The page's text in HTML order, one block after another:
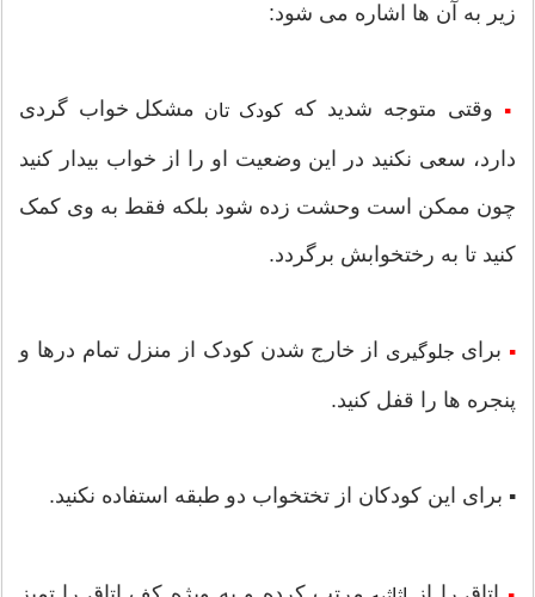
زیر به آن ها اشاره می شود:
▪ وقتی متوجه شدید کهکودک تان مشکل خواب گردی
دارد، سعی نکنید در این وضعیت او را از خواب بیدار کنید
چون ممکن است وحشت زده شود بلکه فقط به وی کمک
کنید تا به رختخوابش برگردد.
▪ برای جلوگیری از خارج شدن کودک از منزل تمام درها و
پنجره ها را قفل کنید.
▪ برای این کودکان از تختخواب دو طبقه استفاده نکنید.